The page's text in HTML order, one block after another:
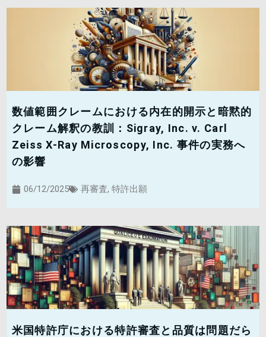
数値範囲クレームにおける内在的開示と暗黙的
クレーム解釈の教訓：Sigray, Inc. v. Carl
Zeiss X-Ray Microscopy, Inc. 事件の実務へ
の影響
06/12/2025 再審査, 特許出願
米国特許庁における特許審査と品質は問題だら